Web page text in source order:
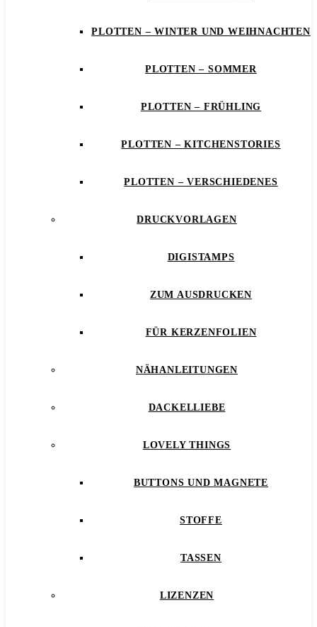
PLOTTEN – WINTER UND WEIHNACHTEN
PLOTTEN – SOMMER
PLOTTEN – FRÜHLING
PLOTTEN – KITCHENSTORIES
PLOTTEN – VERSCHIEDENES
DRUCKVORLAGEN
DIGISTAMPS
ZUM AUSDRUCKEN
FÜR KERZENFOLIEN
NÄHANLEITUNGEN
DACKELLIEBE
LOVELY THINGS
BUTTONS UND MAGNETE
STOFFE
TASSEN
LIZENZEN